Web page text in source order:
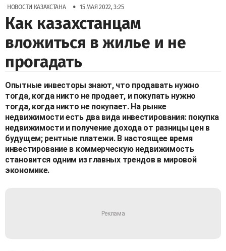
НОВОСТИ КАЗАХСТАНА • 15 МАЯ 2022, 3:25
Как казахстанцам
вложиться в жилье и не
прогадать
Опытные инвесторы знают, что продавать нужно
тогда, когда никто не продает, и покупать нужно
тогда, когда никто не покупает. На рынке
недвижимости есть два вида инвестирования: покупка
недвижимости и получение дохода от разницы цен в
будущем; рентные платежи. В настоящее время
инвестирование в коммерческую недвижимость
становится одним из главных трендов в мировой
экономике.